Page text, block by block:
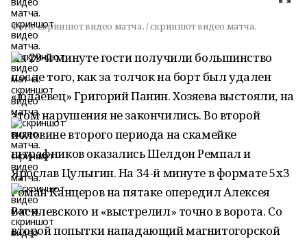
Фото: скриншот видео матча. / скриншот видео матча.
На 29-й минуте гости получили большинство
после того, как за толчок на борт был удален
«юлаевец» Григорий Панин. Хозяева выстояли, на
этом нарушения не закончились. Во второй
половине второго периода на скамейке
штрафников оказались Шелдон Ремпал и
Ярослав Цулыгин. На 34-й минуте в формате 5х3
Роман Канцеров на пятаке опередил Алексея
Василевского и «выстрелил» точно в ворота. Со
второй попытки нападающий магнитогорской